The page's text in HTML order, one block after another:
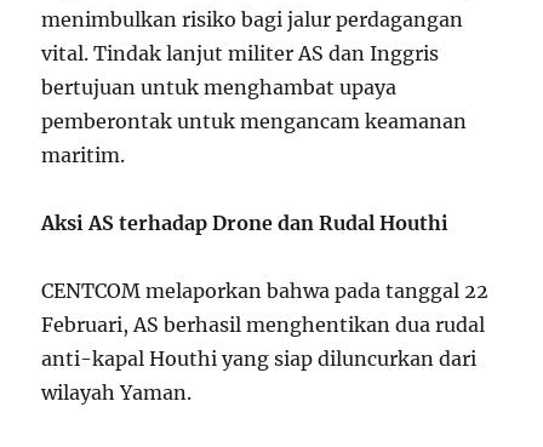
menimbulkan risiko bagi jalur perdagangan
vital. Tindak lanjut militer AS dan Inggris
bertujuan untuk menghambat upaya
pemberontak untuk mengancam keamanan
maritim.
Aksi AS terhadap Drone dan Rudal Houthi
CENTCOM melaporkan bahwa pada tanggal 22
Februari, AS berhasil menghentikan dua rudal
anti-kapal Houthi yang siap diluncurkan dari
wilayah Yaman.